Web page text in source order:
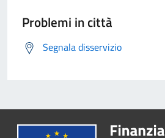
Problemi in città
Segnala disservizio